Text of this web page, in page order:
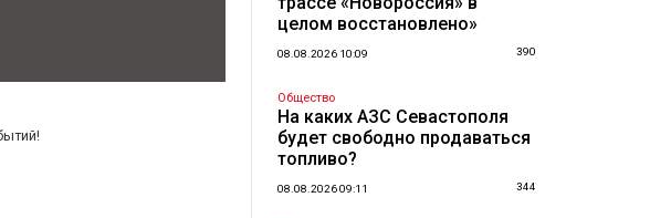
целом восстановлено»
08.08.2026 10:09 390
Общество
На каких АЗС Севастополя
будет свободно продаваться
топливо?
08.08.2026 09:11 344